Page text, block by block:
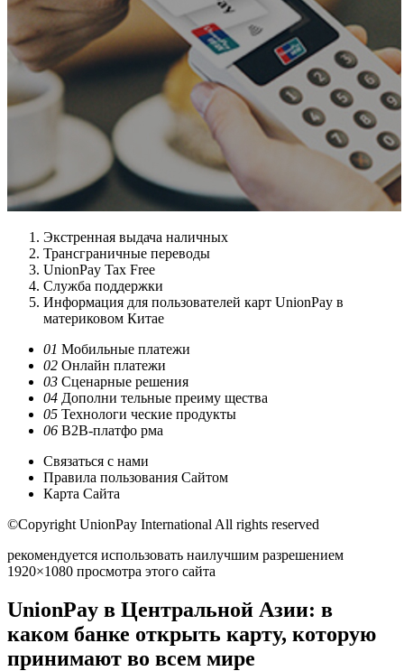
Экстренная выдача наличных
Трансграничные переводы
UnionPay Tax Free
Служба поддержки
Информация для пользователей карт UnionPay в
материковом Китае
01 Мобильные платежи
02 Онлайн платежи
03 Сценарные решения
04 Дополни тельные преиму щества
05 Технологи ческие продукты
06 B2B-платфо рма
Связаться с нами
Правила пользования Сайтом
Карта Сайта
©Copyright UnionPay International All rights reserved
рекомендуется использовать наилучшим разрешением
1920×1080 просмотра этого сайта
UnionPay в Центральной Азии: в
каком банке открыть карту, которую
принимают во всем мире